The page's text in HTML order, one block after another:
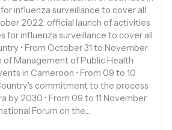
influenza surveillance to cover all
2022: official launch of activities
for influenza surveillance to cover all
• From October 31 to November
of Management of Public Health
in Cameroon • From 09 to 10
commitment to the process
by 2030 • From 09 to 11 November
Forum on the…